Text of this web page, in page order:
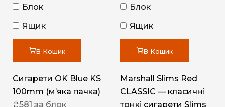
Блок
Ящик
В Кошик
Сигарети OK Blue KS
100mm (м’яка пачка)
₴581 за блок
Блок
Ящик
В Кошик
Marshall Slims Red
CLASSIC — класичні
тонкі сигарети Slims